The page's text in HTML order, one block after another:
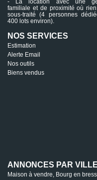
familiale et de proximité où
sous-traité (4 personnes
400 lots environ).
NOS SERVICES
Estimation
Alerte Email
Nos outils
Biens vendus
ANNONCES PAR VILLE
Maison à vendre, Bourg en